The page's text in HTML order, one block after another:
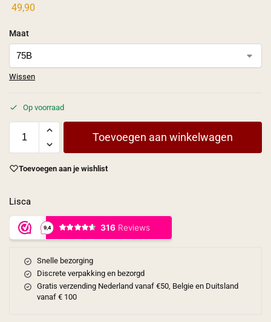
49,90
Maat
Wissen
Op voorraad
Toevoegen aan winkelwagen
Toevoegen aan je wishlist
Lisca
Snelle bezorging
Discrete verpakking en bezorgd
Gratis verzending Nederland vanaf €50, Belgie en Duitsland
vanaf € 100